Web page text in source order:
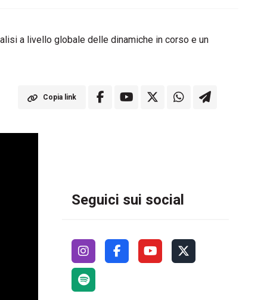
a livello globale delle dinamiche in corso e un
Copia link
Seguici sui social